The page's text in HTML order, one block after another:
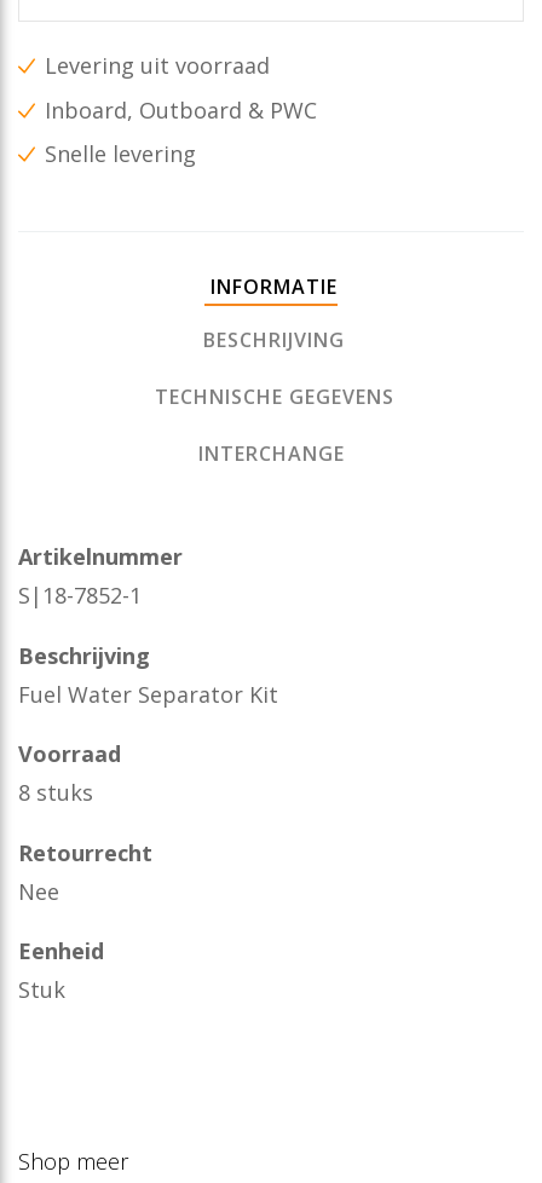
Levering uit voorraad
Inboard, Outboard & PWC
Snelle levering
INFORMATIE
BESCHRIJVING
TECHNISCHE GEGEVENS
INTERCHANGE
Artikelnummer
S|18-7852-1
Beschrijving
Fuel Water Separator Kit
Voorraad
8 stuks
Retourrecht
Nee
Eenheid
Stuk
Shop meer